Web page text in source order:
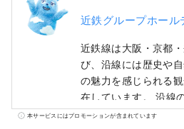
近鉄グループホール
近鉄線は大阪・京都
び、沿線には歴史や
の魅力を感じられる
在しています。 沿線
め、おすすめのレス
本サービスにはプロモーションが含まれています